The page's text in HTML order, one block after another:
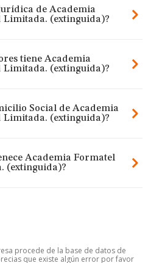
de Academia
Limitada. (extinguida)?
tiene Academia
Limitada. (extinguida)?
Social de Academia
Limitada. (extinguida)?
Academia Formatel
(extinguida)?
procede de la base de datos de
que existe algún error por favor